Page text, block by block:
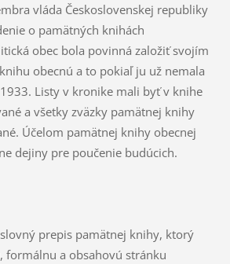
vláda Československej republiky
o pamätných knihách
obec bola povinná založiť svojím
obecnú a to pokiaľ ju už nemala
Listy v kronike mali byť v knihe
a všetky zväzky pamätnej knihy
Účelom pamätnej knihy obecnej
dejiny pre poučenie budúcich.
prepis pamätnej knihy, ktorý
formálnu a obsahovú stránku